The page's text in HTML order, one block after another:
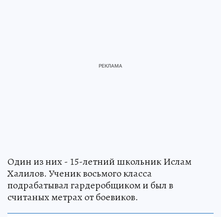
Один из них - 15-летний школьник Ислам
Халилов. Ученик восьмого класса
подрабатывал гардеробщиком и был в
считаных метрах от боевиков.